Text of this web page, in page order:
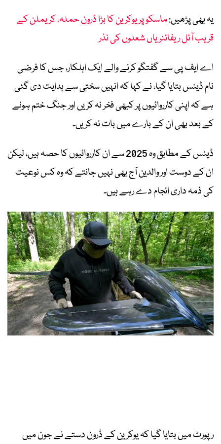
یہ بھی پڑھیں:ماسکو پر یوکرین کا بڑا ڈرون حملہ، کریملن کے
قریب آئل ریفائنریاں شعلوں کی نذر
اے ایف پی سے گفتگو کرنے والے ایک اہلکار، جس کا فرضی
نام ڈینس بتایا گیا، نے کہا کہ انہیں سختی سے ہدایت دی گئی
ہے کہ اپنی کارروائیوں پر کبھی فخر نہ کریں اور جنگ ختم ہونے
کے بعد بھی ان کے بارے میں بات نہ کریں۔
ڈینس کے مطابق وہ 2025 سے ان کارروائیوں کا حصہ ہیں، لیکن
ان کے دوست اور والدین آج بھی نہیں جانتے کہ وہ کس نوعیت
کی ذمہ داری انجام دے رہے ہیں۔
رپورٹ میں بتایا گیا کہ یوکرین کے ڈرون دستے نے جون میں